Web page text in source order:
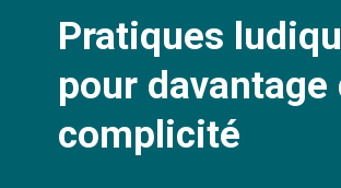
Pratiques
pour davantage
complicité